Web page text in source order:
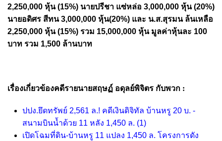
2,250,000 หุ้น (15%) นายปรีชา แซ่หล่อ 3,000,000 หุ้น (20%)
นายอดิศร สีทน 3,000,000 หุ้น(20%) และ น.ส.สุรมน ล้นเหลือ
2,250,000 หุ้น (15%) รวม 15,000,000 หุ้น มูลค่าหุ้นละ 100
บาท รวม 1,500 ล้านบาท
เรื่องเกี่ยวข้องคดีรายนายสฤษฏ์ อดุลย์พิจิตร กับพวก :
ปปง.ยึดทรัพย์ 2,561 ล.! คดีเงินดิจิทัล บ้านหรู 20 บ. -
สนามบินน้ำด้วย 11 หลัง 1,450 ล. (1)
เปิดโฉมที่ดิน-บ้านหรู 11 แปลง 1,450 ล. โครงการดัง